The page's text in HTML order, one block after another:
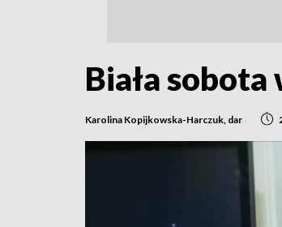
Biała
Karolina Kopijkowska-Harczuk, dar